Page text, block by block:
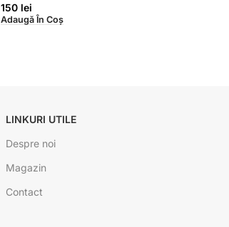
150 lei
Adaugă În Coș
LINKURI UTILE
Despre noi
Magazin
Contact